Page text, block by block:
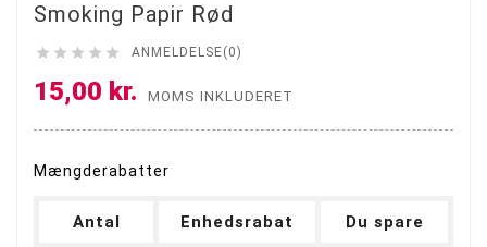
Smoking Papir Rød
     ANMELDELSE(0)
15,00 kr. MOMS INKLUDERET
Mængderabatter
Antal Enhedsrabat Du spare